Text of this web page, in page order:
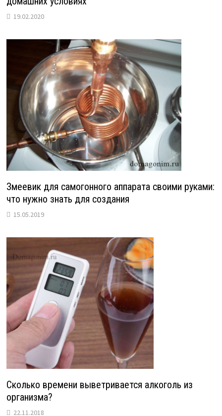
19.02.2020
Змеевик для самогонного аппарата своими руками:
что нужно знать для создания
15.05.2019
Сколько времени выветривается алкоголь из
организма?
22.11.2018